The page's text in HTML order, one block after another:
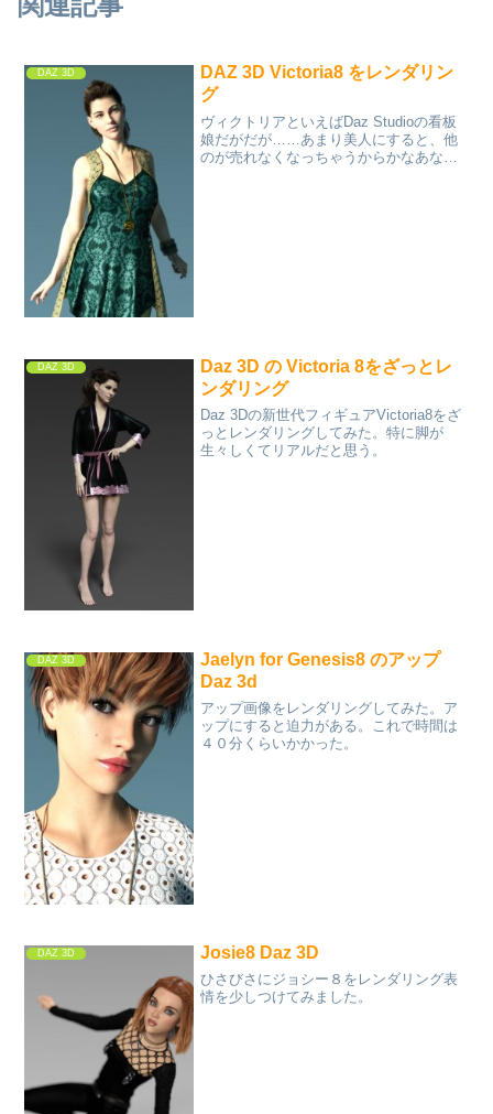
DAZ 3D
DAZ 3D Victoria8 をレンダリン
グ
ヴィクトリアといえばDaz Studioの看板
娘だがだが……あまり美人にすると、他
のが売れなくなっちゃうからかなあなん
DAZ 3D
Daz 3D の Victoria 8をざっとレ
ンダリング
Daz 3Dの新世代フィギュアVictoria8をざ
っとレンダリングしてみた。特に脚が
生々しくてリアルだと思う。
DAZ 3D
Jaelyn for Genesis8 のアップ
Daz 3d
アップ画像をレンダリングしてみた。ア
ップにすると迫力がある。これで時間は
４０分くらいかかった。
DAZ 3D Josie8 Daz 3D
ひさびさにジョシー８をレンダリング表
情を少しつけてみました。